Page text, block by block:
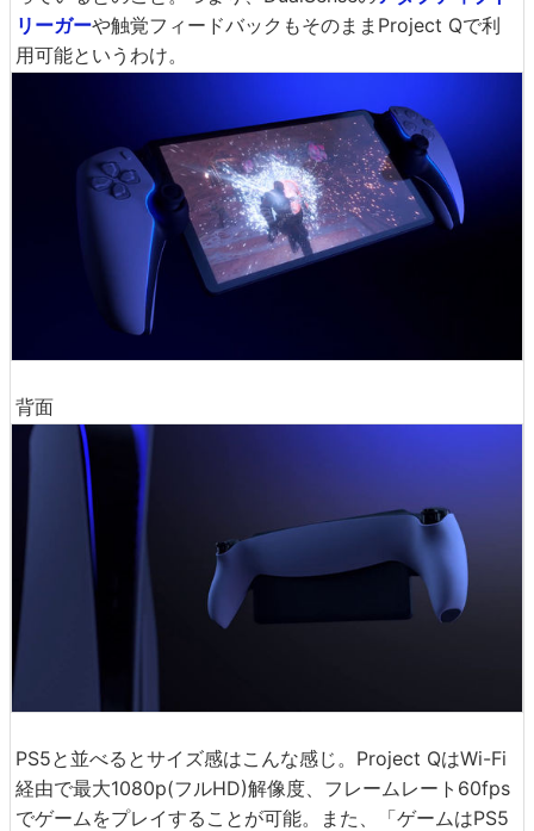
リーガーや触覚フィードバックもそのままProject Qで利
用可能というわけ。
背面
PS5と並べるとサイズ感はこんな感じ。Project QはWi-Fi
経由で最大1080p(フルHD)解像度、フレームレート60fps
でゲームをプレイすることが可能。また、「ゲームはPS5